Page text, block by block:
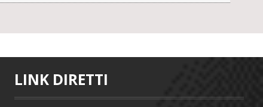
LINK DIRETTI